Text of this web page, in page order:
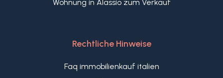
Wohnung in Alassio zum Verkauf
Rechtliche Hinweise
Faq immobilienkauf italien